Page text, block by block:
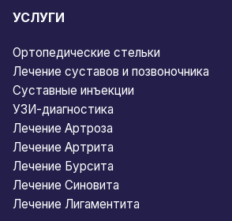
УСЛУГИ
Ортопедические стельки
Лечение суставов и позвоночника
Суставные инъекции
УЗИ-диагностика
Лечение Артроза
Лечение Артрита
Лечение Бурсита
Лечение Синовита
Лечение Лигаментита